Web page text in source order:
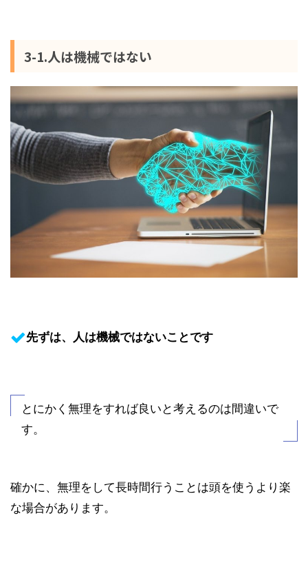
3-1.人は機械ではない
先ずは、人は機械ではないことです
とにかく無理をすれば良いと考えるのは間違いで
す。
確かに、無理をして長時間行うことは頭を使うより楽
な場合があります。